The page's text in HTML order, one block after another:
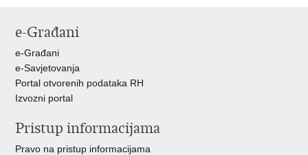
e-Građani
e-Građani
e-Savjetovanja
Portal otvorenih podataka RH
Izvozni portal
Pristup informacijama
Pravo na pristup informacijama